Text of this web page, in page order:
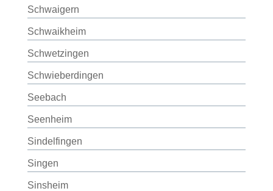
Schwaigern
Schwaikheim
Schwetzingen
Schwieberdingen
Seebach
Seenheim
Sindelfingen
Singen
Sinsheim